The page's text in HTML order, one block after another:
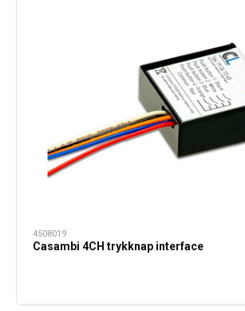
4508019
Casambi 4CH trykknap interface